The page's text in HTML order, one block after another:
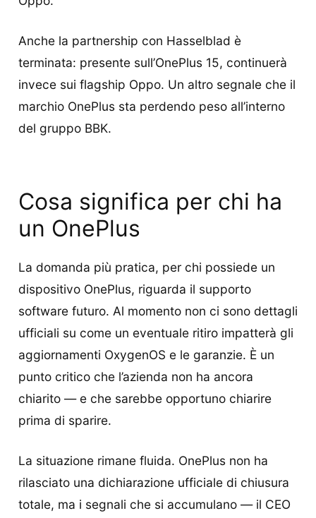
Anche la partnership con Hasselblad è
terminata: presente sull’OnePlus 15, continuerà
invece sui flagship Oppo. Un altro segnale che il
marchio OnePlus sta perdendo peso all’interno
del gruppo BBK.
Cosa significa per chi ha
un OnePlus
La domanda più pratica, per chi possiede un
dispositivo OnePlus, riguarda il supporto
software futuro. Al momento non ci sono dettagli
ufficiali su come un eventuale ritiro impatterà gli
aggiornamenti OxygenOS e le garanzie. È un
punto critico che l’azienda non ha ancora
chiarito — e che sarebbe opportuno chiarire
prima di sparire.
La situazione rimane fluida. OnePlus non ha
rilasciato una dichiarazione ufficiale di chiusura
totale, ma i segnali che si accumulano — il CEO